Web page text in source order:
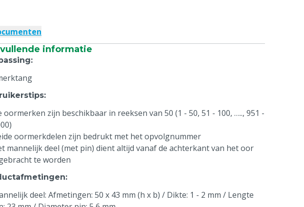
informatie
:
:
oormerken zijn beschikbaar in reeksen van 50 (1 - 50, 51 - 100, ….., 951 -
oormerkdelen zijn bedrukt met het opvolgnummer
mannelijk deel (met pin) dient altijd vanaf de achterkant van het oor
te worden
:
deel: Afmetingen: 50 x 43 mm (h x b) / Dikte: 1 - 2 mm / Lengte